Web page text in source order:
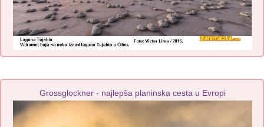
Grossglockner - najlepša planinska cesta u Evropi